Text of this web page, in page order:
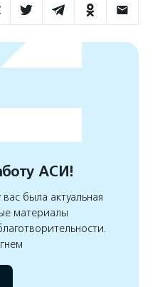
АСИ!
была актуальная
материалы